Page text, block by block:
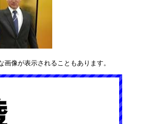
像が表示されることもあります。